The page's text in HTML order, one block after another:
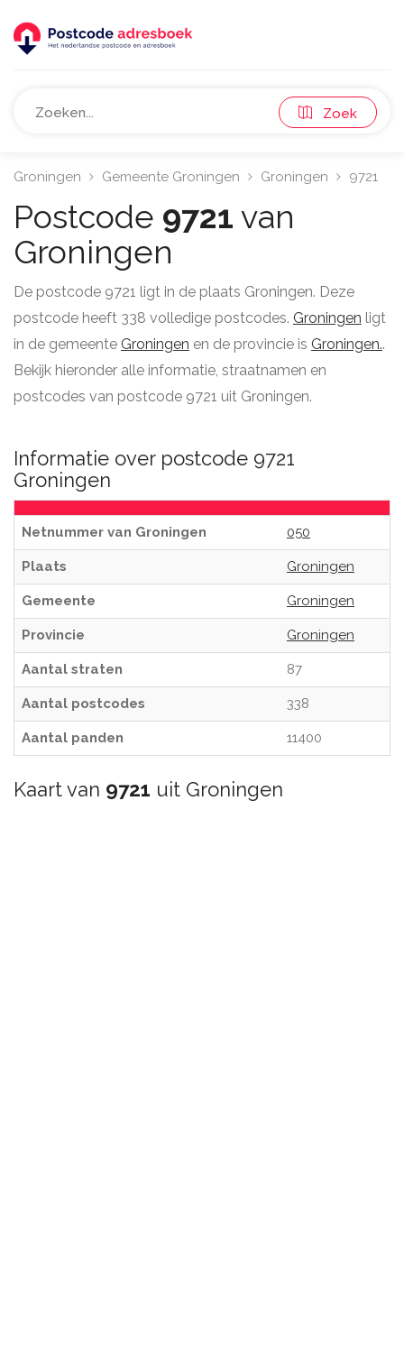
Zoek
Groningen Gemeente Groningen Groningen 9721
Postcode 9721 van
Groningen
De postcode 9721 ligt in de plaats Groningen. Deze
postcode heeft 338 volledige postcodes. Groningen ligt
in de gemeente Groningen en de provincie is Groningen..
Bekijk hieronder alle informatie, straatnamen en
postcodes van postcode 9721 uit Groningen.
Informatie over postcode 9721
Groningen
Netnummer van Groningen 050
Plaats Groningen
Gemeente Groningen
Provincie Groningen
Aantal straten 87
Aantal postcodes 338
Aantal panden 11400
Kaart van 9721 uit Groningen